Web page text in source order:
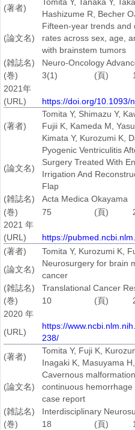
(著者)
Hashizume R, Becher
(論文名)
Fifteen-year trends and
rates across sex, age,
with brainstem tumors
(雑誌名)
Neuro-Oncology
(巻)
3(1) (頁)
2021年
(URL)
https://doi.org/10.1093/
(著者)
Tomita Y, Shimazu Y,
Fujii K, Kameda M,
Kimata Y, Kurozumi K,
(論文名)
Pyogenic Ventriculitis
Surgery Treated With
Irrigation And
Flap
(雑誌名)
Acta Medica Okayama
(巻)
75 (頁)
2021 年
(URL)
https://
(著者)
Tomita Y, Kurozumi K,
(論文名)
Neurosurgery for brain
cancer
(雑誌名)
Translational Cancer
(巻)
10 (頁)
2020 年
(URL)
https://
238/
(著者)
Tomita Y, Fuji K,
Inagaki K, Masuyama
(論文名)
Cavernous
continuous
case report
(雑誌名)
Interdisciplinary
(巻)
18 (頁)